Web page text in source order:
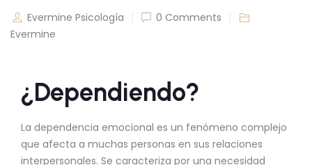
Evermine Psicología
0 Comments
Evermine
¿Dependiendo?
La dependencia emocional es un fenómeno complejo
que afecta a muchas personas en sus relaciones
interpersonales. Se caracteriza por una necesidad